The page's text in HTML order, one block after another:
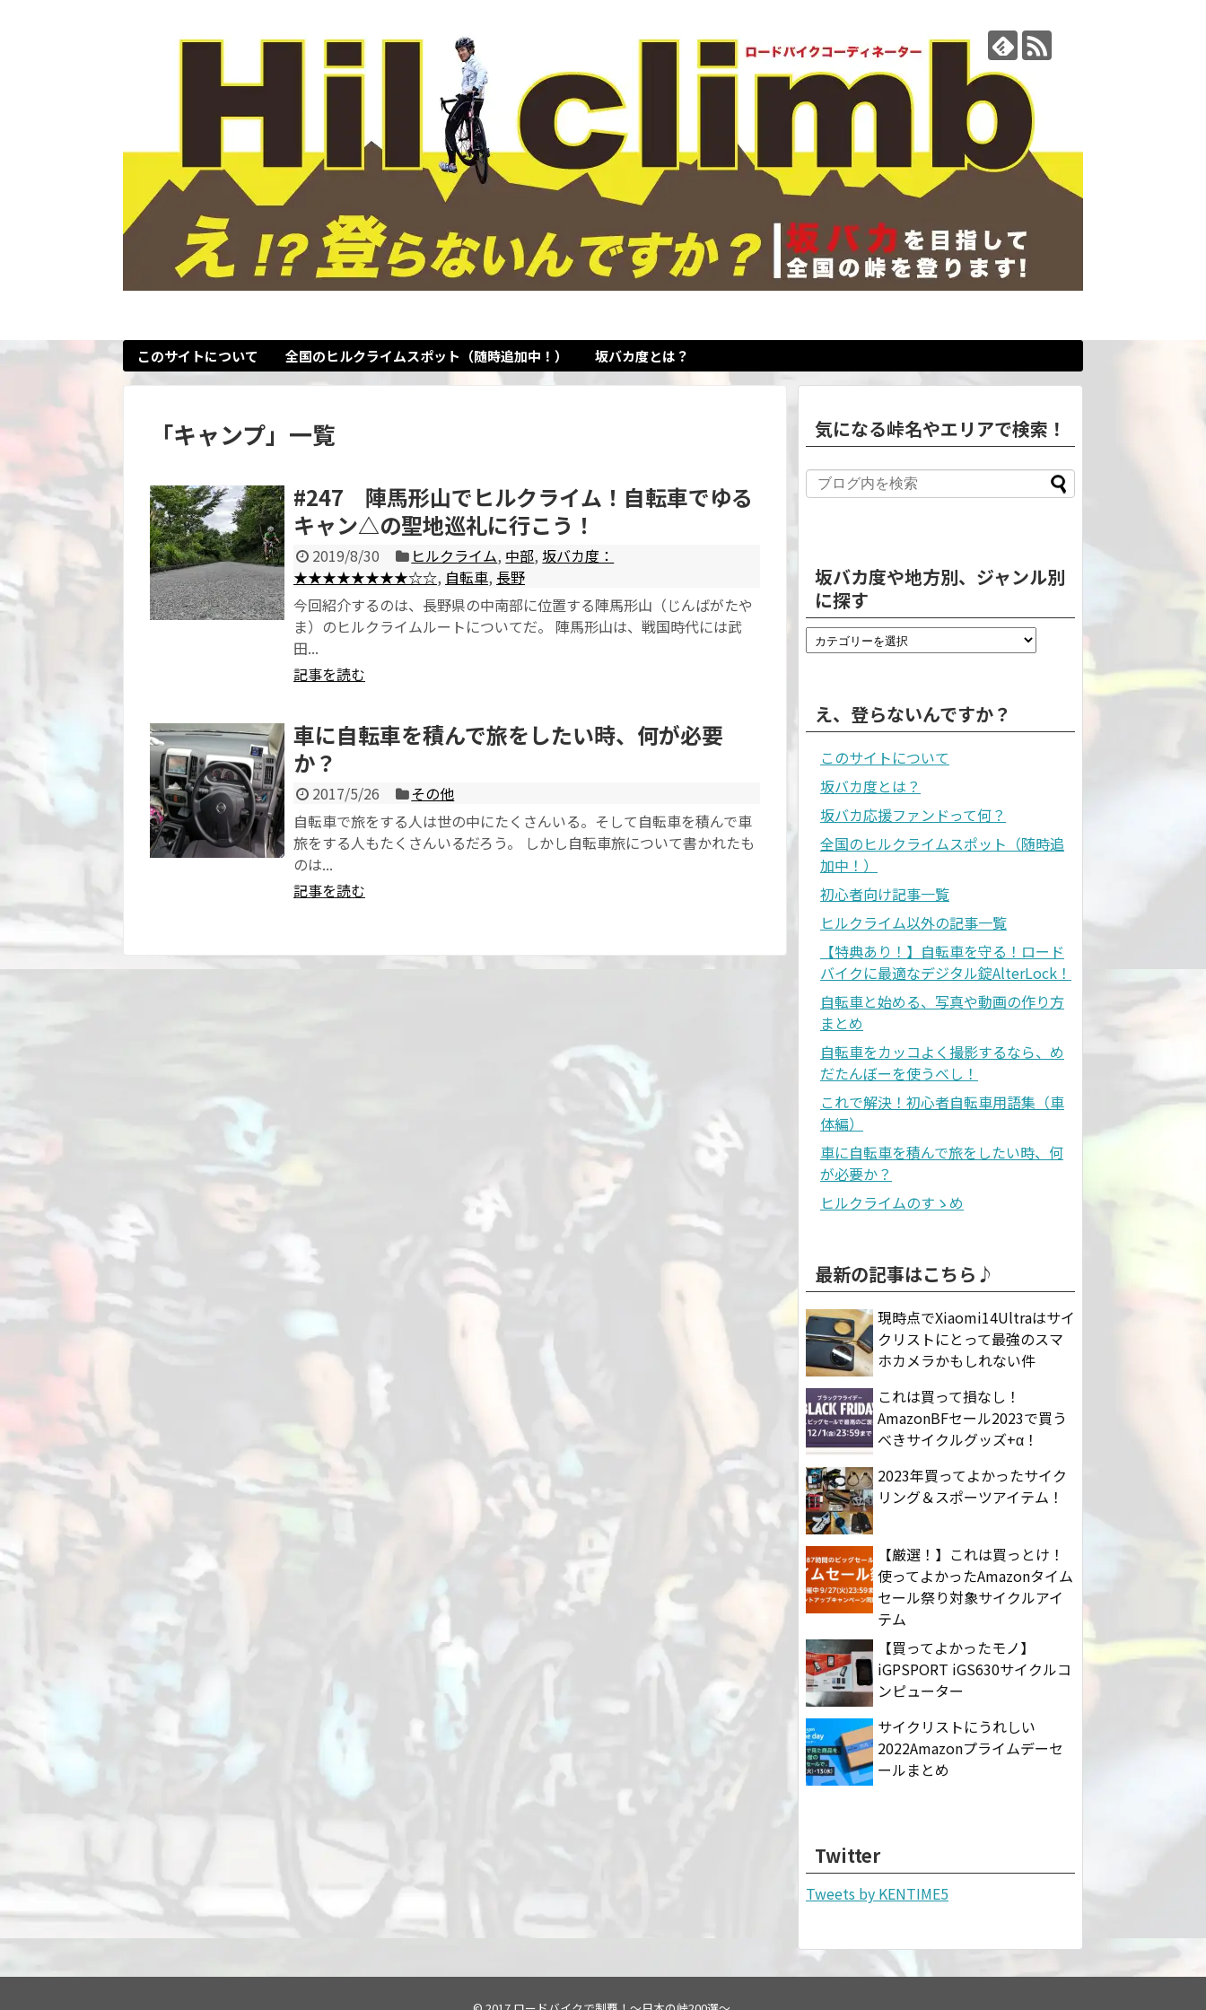
このサイトについて 全国のヒルクライムスポット（随時追加中！） 坂バカ度とは？
「キャンプ」 一覧
#247 陣馬形山でヒルクライム！自転車でゆる
キャン△の聖地巡礼に行こう！
2019/8/30 ヒルクライム, 中部,坂バカ度：
★★★★★★★★☆☆, 自転車, 長野
今回紹介するのは、長野県の中南部に位置する陣馬形山（じんばがたや
ま）のヒルクライムルートについてだ。 陣馬形山は、戦国時代には武
田...
記事を読む
車に自転車を積んで旅をしたい時、何が必要
か？
2017/5/26
その他
自転車で旅をする人は世の中にたくさんいる。そして自転車を積んで車
旅をする人もたくさんいるだろう。 しかし自転車旅について書かれたも
のは...
記事を読む
気になる峠名やエリアで検索！
坂バカ度や地方別、ジャンル別
に探す
え、登らないんですか？
このサイトについて
坂バカ度とは？
坂バカ応援ファンドって何？
全国のヒルクライムスポット（随時追
加中！）
初心者向け記事一覧
ヒルクライム以外の記事一覧
【特典あり！】自転車を守る！ロード
バイクに最適なデジタル錠AlterLock！
自転車と始める、写真や動画の作り方
まとめ
自転車をカッコよく撮影するなら、め
だたんぼーを使うべし！
これで解決！初心者自転車用語集（車
体編）
車に自転車を積んで旅をしたい時、何
が必要か？
ヒルクライムのすゝめ
最新の記事はこちら♪
現時点でXiaomi14Ultraはサイ
クリストにとって最強のスマ
ホカメラかもしれない件
これは買って損なし！
AmazonBFセール2023で買う
べきサイクルグッズ+α！
2023年買ってよかったサイク
リング＆スポーツアイテム！
【厳選！】これは買っとけ！
使ってよかったAmazonタイム
セール祭り対象サイクルアイ
テム
【買ってよかったモノ】
iGPSPORT iGS630サイクルコ
ンピューター
サイクリストにうれしい
2022Amazonプライムデーセ
ールまとめ
Twitter
Tweets by KENTIME5